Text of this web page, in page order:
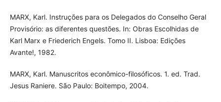
MARX, Karl. Instruções para os Delegados do Conselho Geral
Provisório: as diferentes questões. In: Obras Escolhidas de
Karl Marx e Friederich Engels. Tomo II. Lisboa: Edições
Avante!, 1982.
MARX, Karl. Manuscritos econômico-filosóficos. 1. ed. Trad.
Jesus Raniere. São Paulo: Boitempo, 2004.